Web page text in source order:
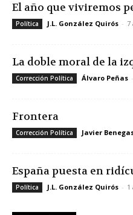
El año que viviremos
Política J.L. González Quirós - 7
La doble moral de la
Corrección Política Álvaro Peñas -
Frontera
Corrección Política Javier
España puesta en
Política J.L. González Quirós - 1